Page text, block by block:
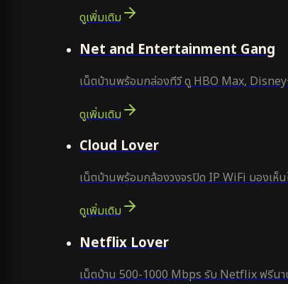
ดูเพิ่มเติม
Net and Entertainment Gang
เน็ตบ้านพร้อมกล่องทีวี ดู HBO Max,
ดูเพิ่มเติม
Cloud Lover
เน็ตบ้านพร้อมกล้องวงจรปิด IP WiFi มองเห็
ดูเพิ่มเติม
Netflix Lover
เน็ตบ้าน 500-1000 Mbps รับ Netflix ฟรีนา